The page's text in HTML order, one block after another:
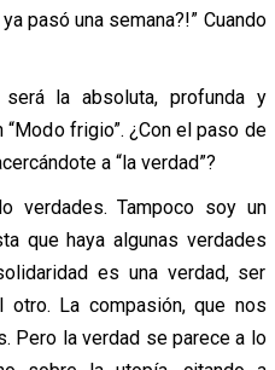
pasó una semana?!” Cuando
será la absoluta, profunda y
frigio”. ¿Con el paso de
a “la verdad”?
verdades. Tampoco soy un
que haya algunas verdades
es una verdad, ser
La compasión, que nos
Pero la verdad se parece a lo